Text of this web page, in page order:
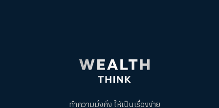
ทำความมั่งคั่ง ให้เป็นเรื่องง่าย